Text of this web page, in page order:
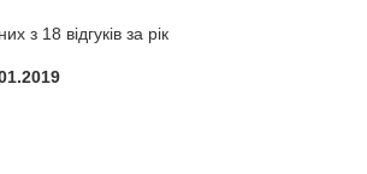
з 18 відгуків за рік